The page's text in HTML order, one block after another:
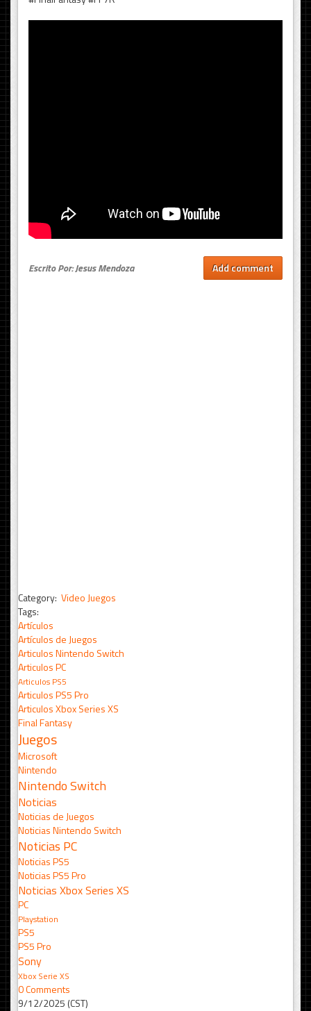
Escrito Por: Jesus Mendoza Add comment
Category: Video Juegos
Tags:
Artículos
Artículos de Juegos
Articulos Nintendo Switch
Articulos PC
Articulos PS5
Articulos PS5 Pro
Articulos Xbox Series XS
Final Fantasy
Juegos
Microsoft
Nintendo
Nintendo Switch
Noticias
Noticias de Juegos
Noticias Nintendo Switch
Noticias PC
Noticias PS5
Noticias PS5 Pro
Noticias Xbox Series XS
PC
Playstation
PS5
PS5 Pro
Sony
Xbox Serie XS
0 Comments
9/12/2025 (CST)